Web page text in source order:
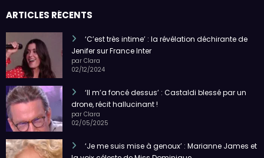
ARTICLES RÉCENTS
‘C’est très intime’ : la révélation déchirante de
Jenifer sur France Inter
par Clara
02/12/2024
‘Il m’a foncé dessus’ : Castaldi blessé par un
drone, récit hallucinant !
par Clara
02/05/2025
‘Je me suis mise à genoux’ : Marianne James et